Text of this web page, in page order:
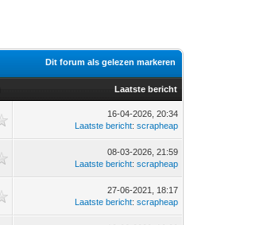
Dit forum als gelezen markeren
Laatste bericht
16-04-2026, 20:34
Laatste bericht:scrapheap
08-03-2026, 21:59
Laatste bericht:scrapheap
27-06-2021, 18:17
Laatste bericht:scrapheap